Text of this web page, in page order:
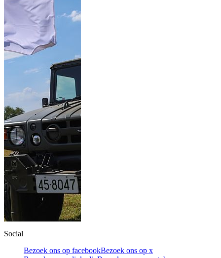
Social
Bezoek ons op facebookBezoek ons op x